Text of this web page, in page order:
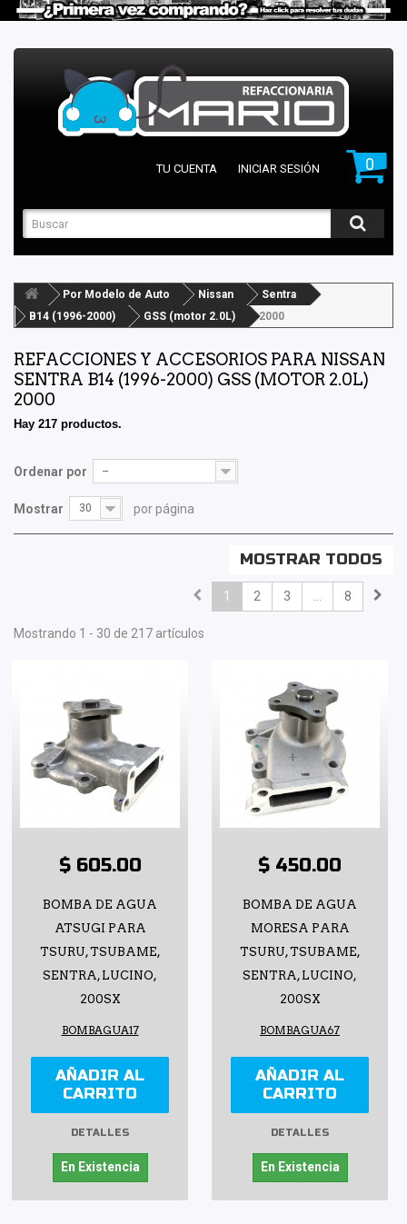
0
TU CUENTA INICIAR SESIÓN
Por Modelo de Auto Nissan
Sentra
B14 (1996-2000)
GSS (motor 2.0L) 2000
REFACCIONES Y ACCESORIOS PARA NISSAN
SENTRA B14 (1996-2000) GSS (MOTOR 2.0L)
2000
Hay 217 productos.
Ordenar por --
Mostrar 30 por página
MOSTRAR TODOS
1 2 3 ... 8
Mostrando 1 - 30 de 217 artículos
$ 605.00
BOMBA DE AGUA
ATSUGI PARA
TSURU, TSUBAME,
SENTRA, LUCINO,
200SX
BOMBAGUA17
AÑADIR AL
CARRITO
DETALLES
En Existencia
$ 450.00
BOMBA DE AGUA
MORESA PARA
TSURU, TSUBAME,
SENTRA, LUCINO,
200SX
BOMBAGUA67
AÑADIR AL
CARRITO
DETALLES
En Existencia